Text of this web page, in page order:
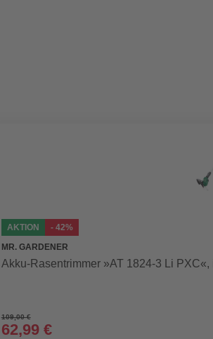
AKTION
- 42%
MR. GARDENER
Akku-Rasentrimmer »AT 1824-3 Li PXC«,
109,00 €
62,99 €